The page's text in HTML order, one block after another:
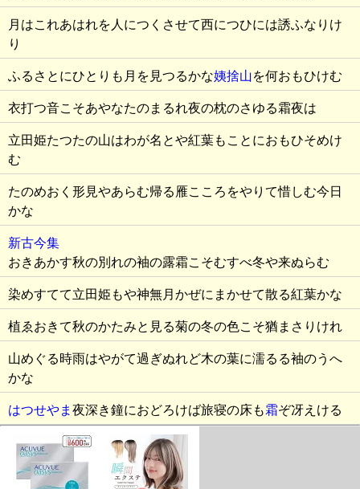
月はこれあはれを人につくさせて西につひには誘ふなりけ
り
ふるさとにひとりも月を見つるかな姨捨山を何おもひけむ
衣打つ音こそあやなたのまるれ夜の枕のさゆる霜夜は
立田姫たつたの山はわが名とや紅葉もことにおもひそめけ
む
たのめおく形見やあらむ帰る雁こころをやりて惜しむ今日
かな
新古今集
おきあかす秋の別れの袖の露霜こそむすべ冬や来ぬらむ
染めすてて立田姫もや神無月かぜにまかせて散る紅葉かな
植ゑおきて秋のかたみと見る菊の冬の色こそ猶まさりけれ
山めぐる時雨はやがて過ぎぬれど木の葉に濡るる袖のうへ
かな
はつせやま 夜深き鐘におどろけば旅寝の床も霜ぞ冴えける